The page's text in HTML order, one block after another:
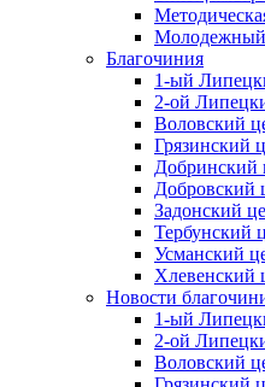
Молодежный
Благочиния
1-ый
2-ой
Воловский
Грязинский
Добринский
Добровский
Задонский
Тербунский
Усманский
Хлевенский
Новости
1-ый
2-ой
Воловский